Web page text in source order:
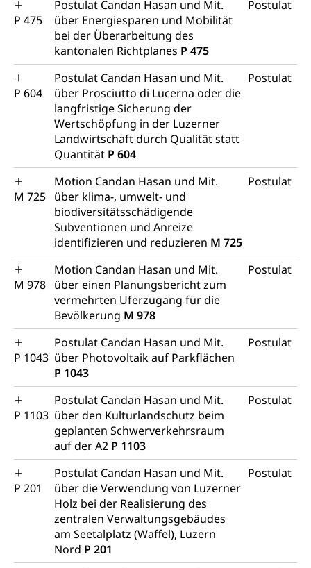
P 475
Postulat Candan Hasan und Mit.
über Energiesparen und Mobilität
bei der Überarbeitung des
kantonalen Richtplanes P 475
Postulat
P 604
Postulat Candan Hasan und Mit.
über Prosciutto di Lucerna oder die
langfristige Sicherung der
Wertschöpfung in der Luzerner
Landwirtschaft durch Qualität statt
Quantität P 604
Postulat
M 725
Motion Candan Hasan und Mit.
über klima-, umwelt- und
biodiversitätsschädigende
Subventionen und Anreize
identifizieren und reduzieren M 725
Postulat
M 978
Motion Candan Hasan und Mit.
über einen Planungsbericht zum
vermehrten Uferzugang für die
Bevölkerung M 978
Postulat
P 1043
Postulat Candan Hasan und Mit.
über Photovoltaik auf Parkflächen
P 1043
Postulat
P 1103
Postulat Candan Hasan und Mit.
über den Kulturlandschutz beim
geplanten Schwerverkehrsraum
auf der A2 P 1103
Postulat
P 201
Postulat Candan Hasan und Mit.
über die Verwendung von Luzerner
Holz bei der Realisierung des
zentralen Verwaltungsgebäudes
am Seetalplatz (Waffel), Luzern
Nord P 201
Postulat